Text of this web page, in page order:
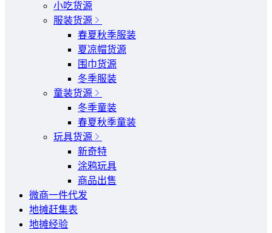
小吃货源
服装货源
春夏秋季服装
夏凉帽货源
围巾货源
冬季服装
童装货源
冬季童装
春夏秋季童装
玩具货源
新奇特
涂鸦玩具
商品出售
微商一件代发
地摊赶集表
地摊经验